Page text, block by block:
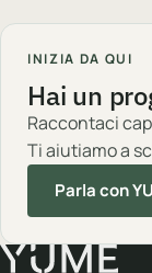
INIZIA DA QUI
Hai un
Raccontaci
Ti aiutiamo a
Parla con